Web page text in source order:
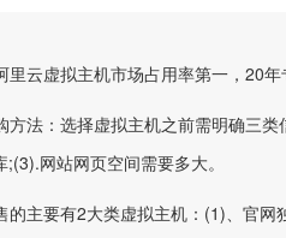
里云虚拟主机市场占用率第一，20
方法：选择虚拟主机之前需明确三
网站网页空间需要多大。
的主要有2大类虚拟主机：(1)、官